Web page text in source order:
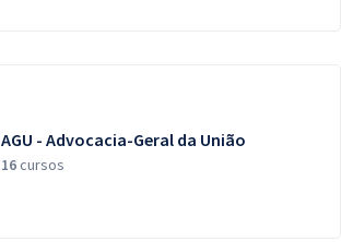
AGU - Advocacia-Geral da União
16cursos